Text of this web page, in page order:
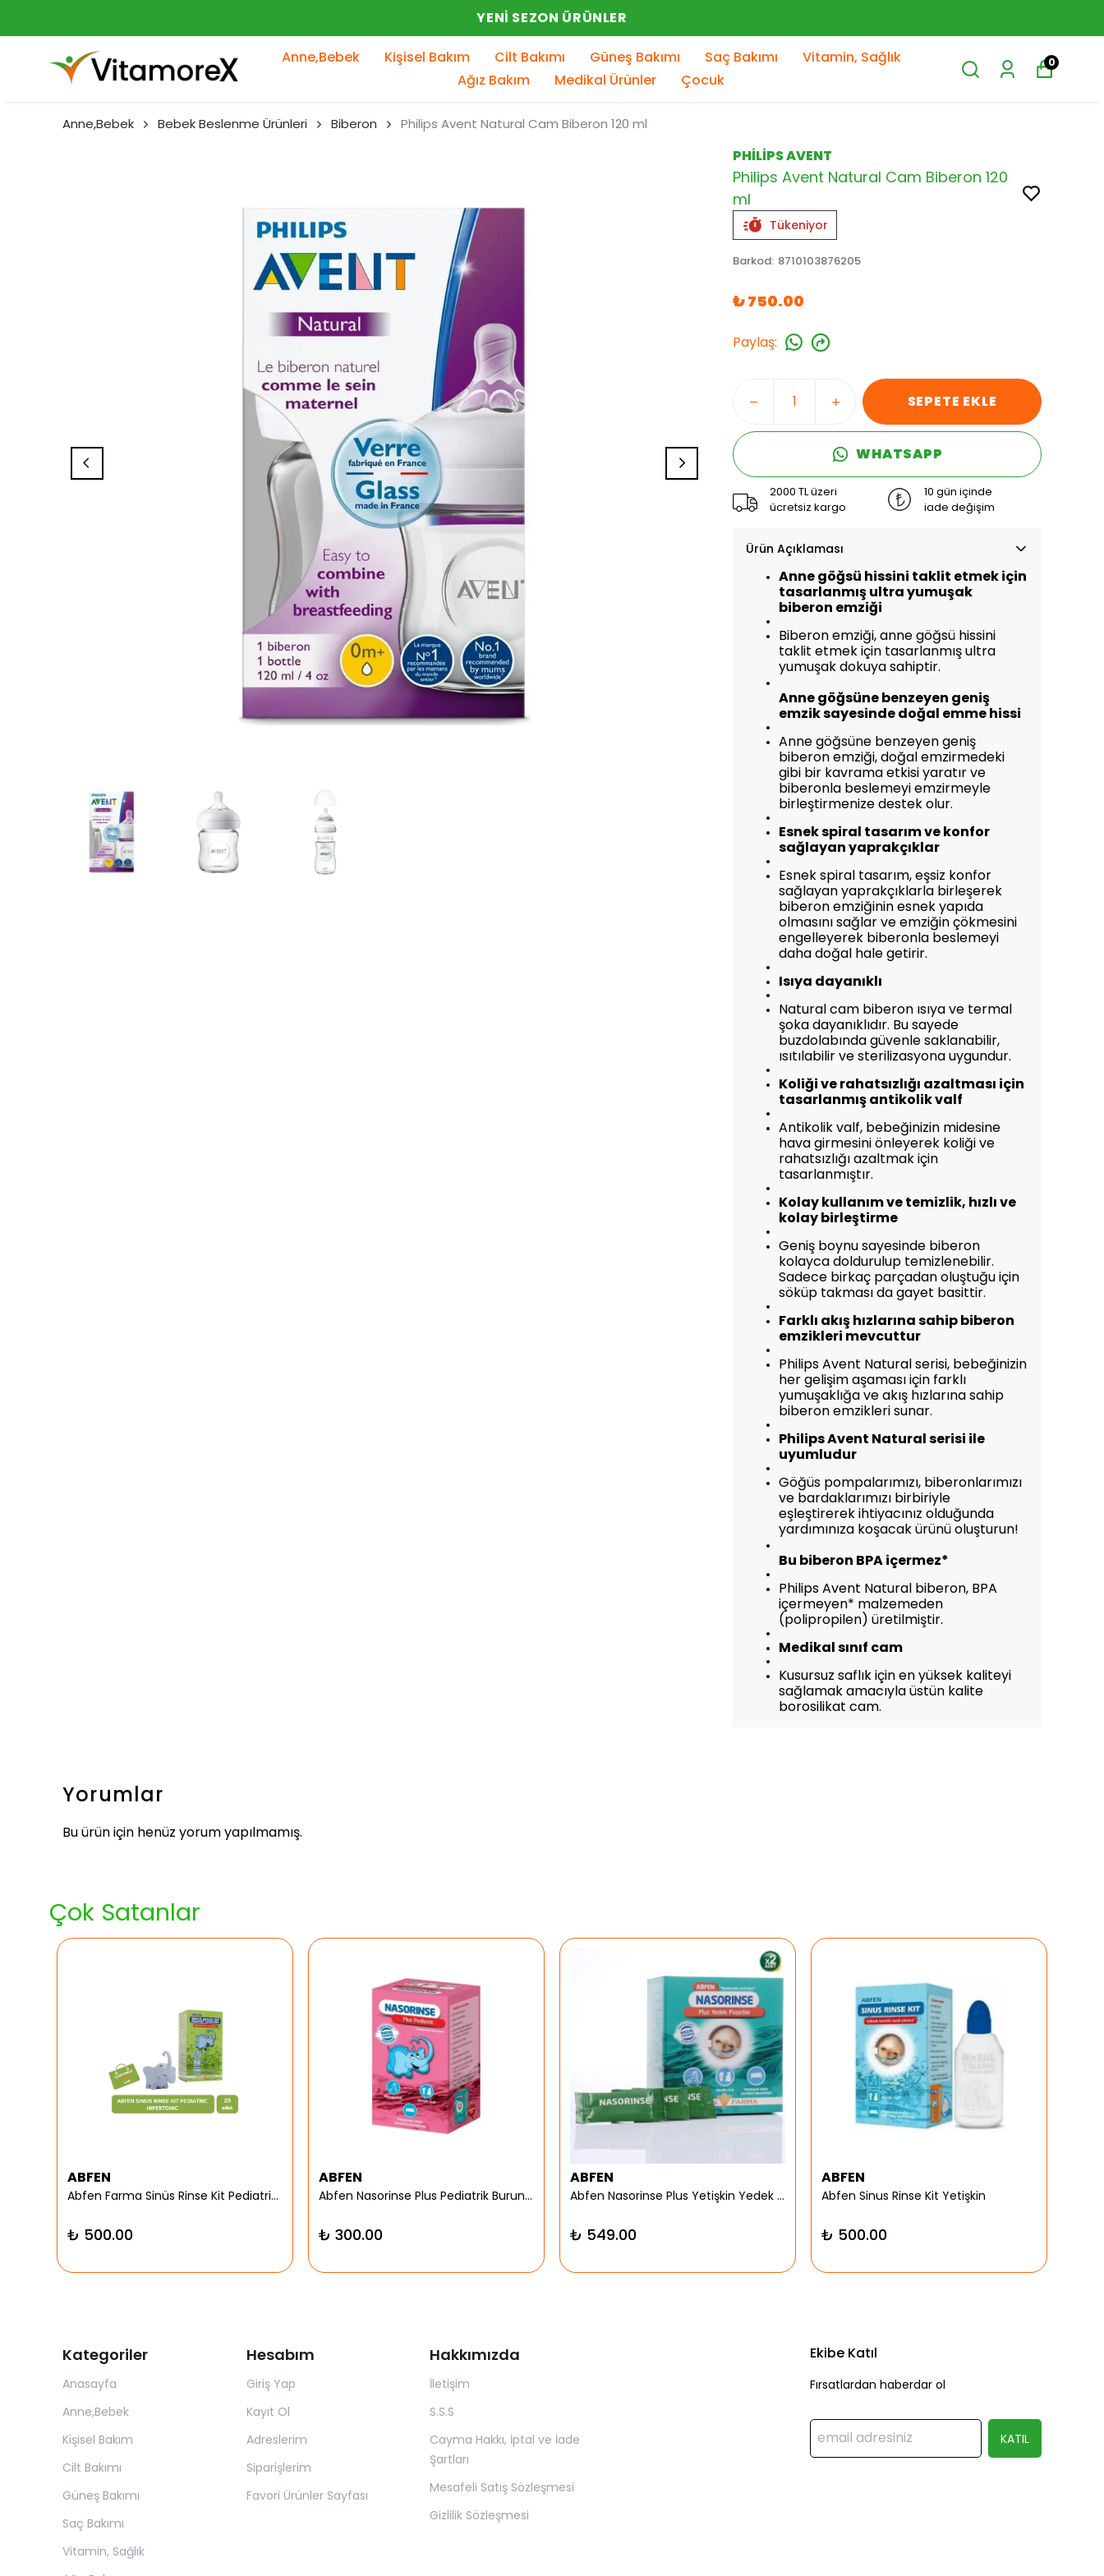
YENI SEZON ÜRÜNLER
Anne,Bebek Kişisel Bakım Cilt Bakımı Güneş Bakımı Saç Bakımı
Vitamin, Sağlık
Ağız Bakım
Medikal Ürünler Çocuk
0
Anne,Bebek Bebek Beslenme Ürünleri Biberon Philips Avent Natural Cam Biberon 120 ml
PHİLİPS AVENT
Philips Avent Natural Cam Biberon 120
ml
Tükeniyor
Barkod: 8710103876205
₺ 750.00
Paylaş:
SEPETE EKLE
WHATSAPP
2000 TL üzeri
ücretsiz kargo
10 gün içinde
iade değişim
Ürün Açıklaması
Anne göğsü hissini taklit etmek için
tasarlanmış ultra yumuşak
biberon emziği
Biberon emziği, anne göğsü hissini
taklit etmek için tasarlanmış ultra
yumuşak dokuya sahiptir.
Anne göğsüne benzeyen geniş
emzik sayesinde doğal emme hissi
Anne göğsüne benzeyen geniş
biberon emziği, doğal emzirmedeki
gibi bir kavrama etkisi yaratır ve
biberonla beslemeyi emzirmeyle
birleştirmenize destek olur.
Esnek spiral tasarım ve konfor
sağlayan yaprakçıklar
Esnek spiral tasarım, eşsiz konfor
sağlayan yaprakçıklarla birleşerek
biberon emziğinin esnek yapıda
olmasını sağlar ve emziğin çökmesini
engelleyerek biberonla beslemeyi
daha doğal hale getirir.
Isıya dayanıklı
Natural cam biberon ısıya ve termal
şoka dayanıklıdır. Bu sayede
buzdolabında güvenle saklanabilir,
ısıtılabilir ve sterilizasyona uygundur.
Koliği ve rahatsızlığı azaltması için
tasarlanmış antikolik valf
Antikolik valf, bebeğinizin midesine
hava girmesini önleyerek koliği ve
rahatsızlığı azaltmak için
tasarlanmıştır.
Kolay kullanım ve temizlik, hızlı ve
kolay birleştirme
Geniş boynu sayesinde biberon
kolayca doldurulup temizlenebilir.
Sadece birkaç parçadan oluştuğu için
söküp takması da gayet basittir.
Farklı akış hızlarına sahip biberon
emzikleri mevcuttur
Philips Avent Natural serisi, bebeğinizin
her gelişim aşaması için farklı
yumuşaklığa ve akış hızlarına sahip
biberon emzikleri sunar.
Philips Avent Natural serisi ile
uyumludur
Göğüs pompalarımızı, biberonlarımızı
ve bardaklarımızı birbiriyle
eşleştirerek ihtiyacınız olduğunda
yardımınıza koşacak ürünü oluşturun!
Bu biberon BPA içermez*
Philips Avent Natural biberon, BPA
içermeyen* malzemeden
(polipropilen) üretilmiştir.
Medikal sınıf cam
Kusursuz saflık için en yüksek kaliteyi
sağlamak amacıyla üstün kalite
borosilikat cam.
Yorumlar
Bu ürün için henüz yorum yapılmamış.
Çok Satanlar
ABFEN
Abfen Farma Sinüs Rinse Kit Pediatrik Hipertonic
₺ 500.00
ABFEN
Abfen Nasorinse Plus Pediatrik Burun Yıkama Kiti
₺ 300.00
ABFEN
Abfen Nasorinse Plus Yetişkin Yedek Poşet
₺ 549.00
ABFEN
Abfen Sinus Rinse Kit Yetişkin
₺ 500.00
Kategoriler
Anasayfa
Anne,Bebek
Kişisel Bakım
Cilt Bakımı
Güneş Bakımı
Saç Bakımı
Vitamin, Sağlık
Hesabım
Giriş Yap
Kayıt Ol
Adreslerim
Siparişlerim
Favori Ürünler Sayfası
Hakkımızda
İletişim
S.S.S
Cayma Hakkı, İptal ve İade
Şartları
Mesafeli Satış Sözleşmesi
Gizlilik Sözleşmesi
Ekibe Katıl
Fırsatlardan haberdar ol
KATIL